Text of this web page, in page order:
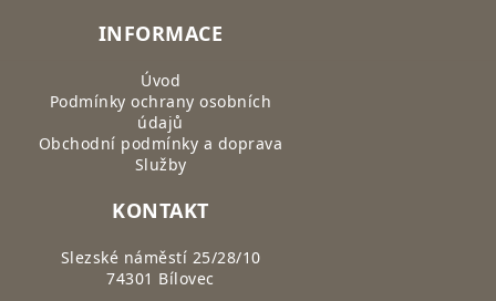
INFORMACE
Úvod
Podmínky ochrany osobních
údajů
Obchodní podmínky a doprava
Služby
KONTAKT
Slezské náměstí 25/28/10
74301 Bílovec